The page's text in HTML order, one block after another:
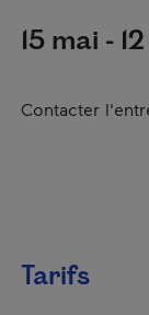
15 mai -
Contacter
Tarifs